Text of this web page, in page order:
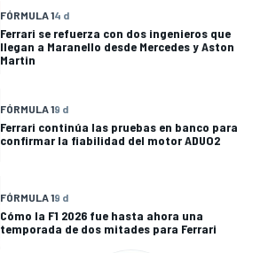
FÓRMULA 14 d
Ferrari se refuerza con dos ingenieros que
llegan a Maranello desde Mercedes y Aston
Martin
FÓRMULA 19 d
Ferrari continúa las pruebas en banco para
confirmar la fiabilidad del motor ADUO2
FÓRMULA 19 d
Cómo la F1 2026 fue hasta ahora una
temporada de dos mitades para Ferrari